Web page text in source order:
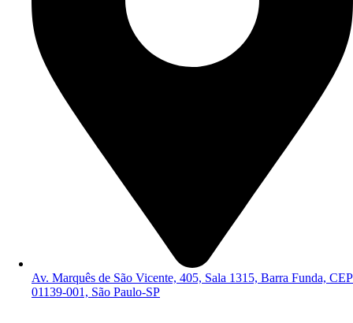
Av. Marquês de São Vicente, 405, Sala 1315, Barra Funda, CEP
01139-001, São Paulo-SP